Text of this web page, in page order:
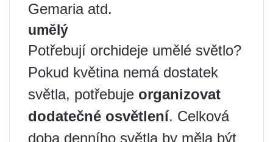
Gemaria atd.
umělý
Potřebují orchideje umělé světlo?
Pokud květina nemá dostatek
světla, potřebuje organizovat
dodatečné osvětlení. Celková
doba denního světla by měla být